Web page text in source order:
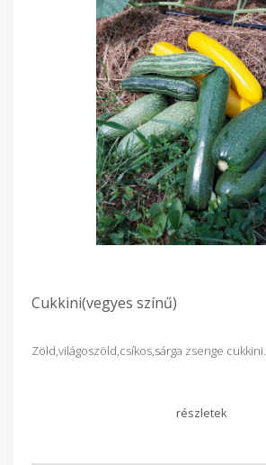
Cukkini(vegyes színű)
Zöld,világoszöld,csíkos,sárga zsenge cukkini.